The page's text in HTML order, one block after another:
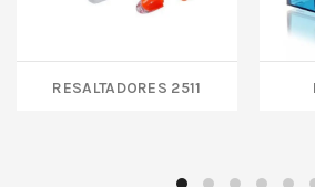
RESALTADORES 2511